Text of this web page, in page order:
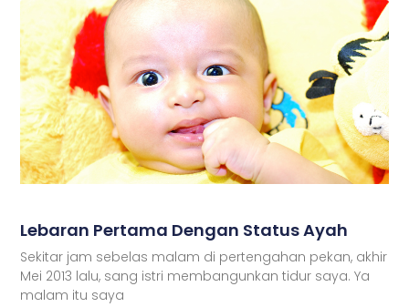
Lebaran Pertama Dengan Status Ayah
Sekitar jam sebelas malam di pertengahan pekan, akhir
Mei 2013 lalu, sang istri membangunkan tidur saya. Ya
malam itu saya